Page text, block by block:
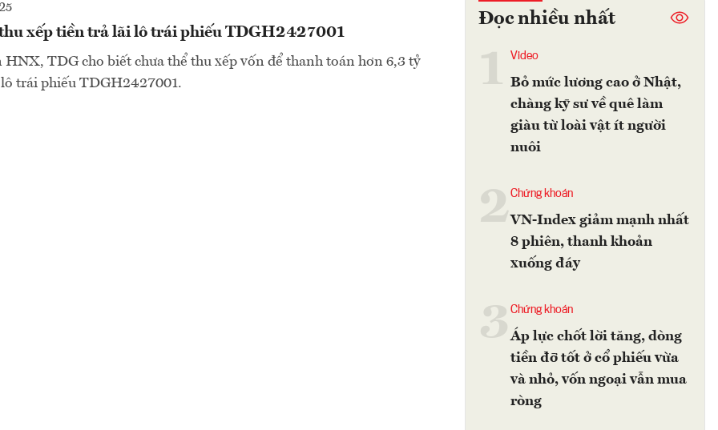
xếp tiền trả lãi lô trái phiếu TDGH2427001
HNX, TDG cho biết chưa thể thu xếp vốn để thanh toán hơn 6,3 tỷ
trái phiếu TDGH2427001.
Đọc nhiều nhất
Video
Bỏ mức lương cao ở Nhật,
chàng kỹ sư về quê làm
giàu từ loài vật ít người
nuôi
2Chứng khoán
VN-Index giảm mạnh nhất
8 phiên, thanh khoản
xuống đáy
Chứng khoán
Áp lực chốt lời tăng, dòng
tiền đỡ tốt ở cổ phiếu vừa
và nhỏ, vốn ngoại vẫn mua
ròng